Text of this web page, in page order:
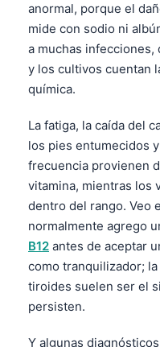
anormal, porque el
mide con sodio ni
a muchas
y los cultivos cuentan
química.
La fatiga, la caída del
los pies entumecidos
frecuencia provienen
vitamina, mientras los
dentro del rango. Veo
normalmente agrego
B12 antes de aceptar
como tranquilizador;
tiroides suelen ser el
persisten.
Y algunas